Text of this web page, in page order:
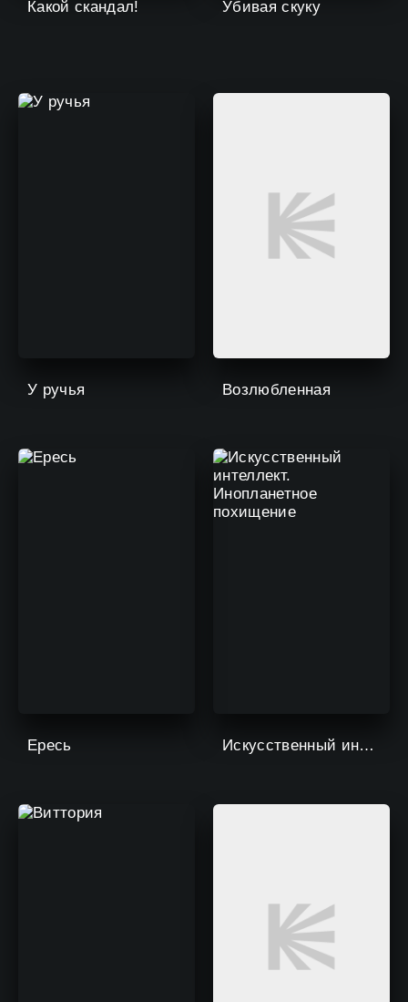
Какой скандал! Убивая скуку
У ручья Возлюбленная
Ересь Искусственный интеллект. Инопланетное похищение